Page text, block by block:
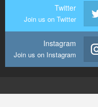
Twitter
Join us on Twitter
Instagram
Join us on Instagram